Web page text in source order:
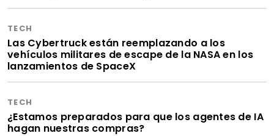
TECH
Las Cybertruck están reemplazando a los
vehículos militares de escape de la NASA en los
lanzamientos de SpaceX
TECH
¿Estamos preparados para que los agentes de IA
hagan nuestras compras?